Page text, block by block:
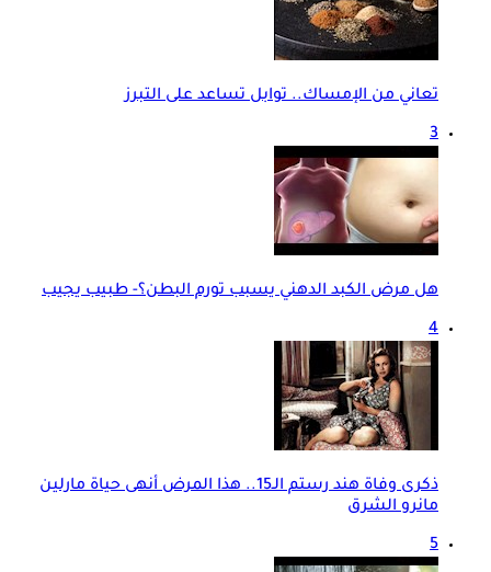
تعاني من الإمساك.. توابل تساعد على التبرز
3
هل مرض الكبد الدهني يسبب تورم البطن؟- طبيب يجيب
4
ذكرى وفاة هند رستم الـ15.. هذا المرض أنهى حياة مارلين
مانرو الشرق
5